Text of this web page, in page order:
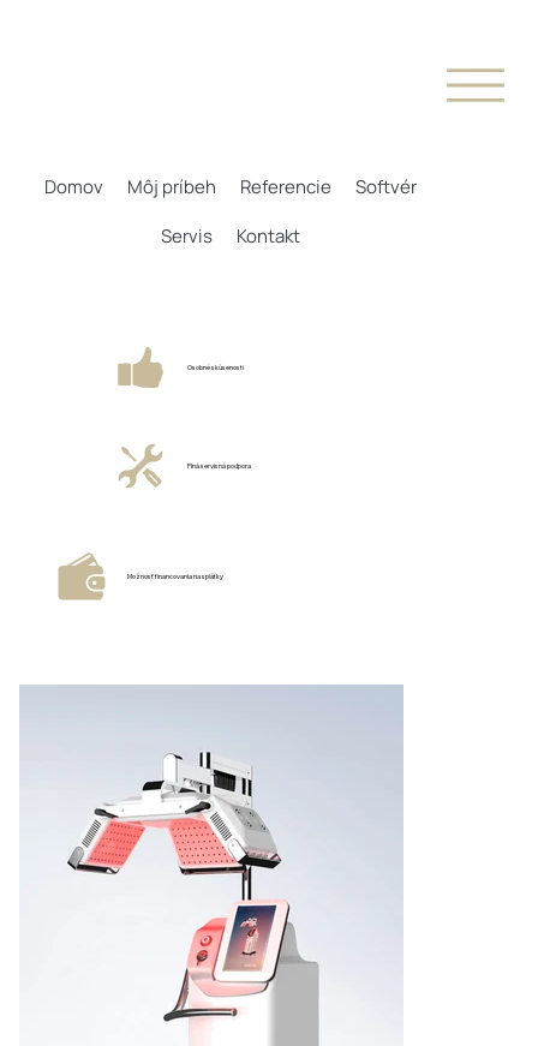
Domov Môj príbeh Referencie
Softvér
Servis
Kontakt
Osobné skúsenosti
Plná servisná podpora
Možnosť financovania na splátky